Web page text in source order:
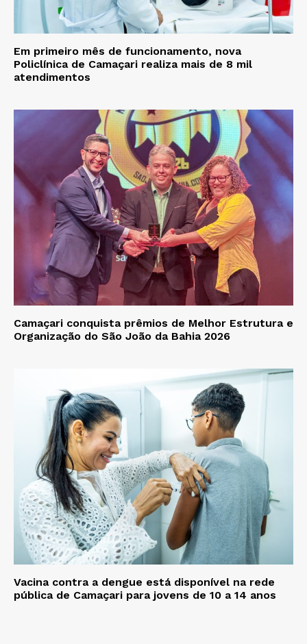
Em primeiro mês de funcionamento, nova
Policlínica de Camaçari realiza mais de 8 mil
atendimentos
Camaçari conquista prêmios de Melhor Estrutura e
Organização do São João da Bahia 2026
Vacina contra a dengue está disponível na rede
pública de Camaçari para jovens de 10 a 14 anos